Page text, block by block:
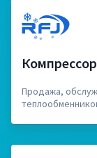
Продажа,